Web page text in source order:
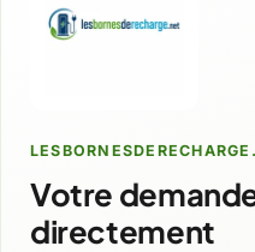
Votre
directement